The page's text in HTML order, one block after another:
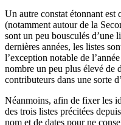
Un autre constat étonnant est
(notamment autour de la
sont un peu bousculés d’une
dernières années, les listes
l’exception notable de
nombre un peu plus élevé de
contributeurs dans une sorte
Néanmoins, afin de fixer les
des trois listes précitées
nom et de dates pour ne